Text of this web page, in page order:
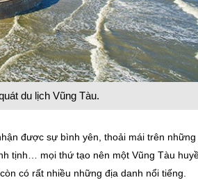
du lịch Vũng Tàu.
được sự bình yên, thoải mái trên
tịnh… mọi thứ tạo nên một Vũng Tàu
có rất nhiều những địa danh nổi tiếng.